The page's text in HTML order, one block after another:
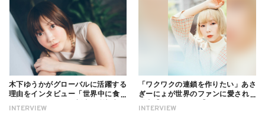
INTERVIEW
木下ゆうかがグローバルに活躍する
理由をインタビュー「世界中に食べ
ついても
INTERVIEW
「ワクワクの連鎖を作りたい」あさ
ぎーにょが世界のファンに愛される